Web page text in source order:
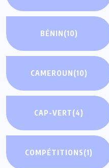
BÉNIN(10)
CAMEROUN(10)
CAP-VERT(4)
COMPÉTITIONS(1)